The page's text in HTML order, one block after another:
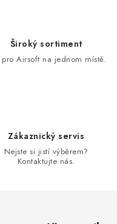
Široký sortiment
pro Airsoft na jednom místě.
Zákaznický servis
Nejste si jistí výběrem?
Kontaktujte nás.